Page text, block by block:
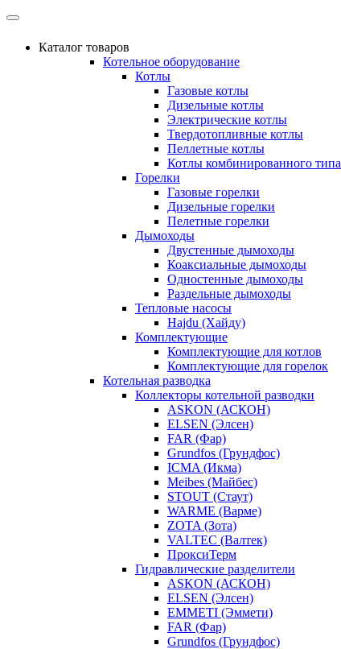
Каталог товаров
Котельное оборудование
Котлы
Газовые котлы
Дизельные котлы
Электрические котлы
Твердотопливные котлы
Пеллетные котлы
Котлы комбинированного типа
Горелки
Газовые горелки
Дизельные горелки
Пелетные горелки
Дымоходы
Двустенные дымоходы
Коаксиальные дымоходы
Одностенные дымоходы
Раздельные дымоходы
Тепловые насосы
Hajdu (Хайду)
Комплектующие
Комплектующие для котлов
Комплектующие для горелок
Котельная разводка
Коллекторы котельной разводки
ASKON (АСКОН)
ELSEN (Элсен)
FAR (Фар)
Grundfos (Грундфос)
ICMA (Икма)
Meibes (Майбес)
STOUT (Стаут)
WARME (Варме)
ZOTA (Зота)
VALTEC (Валтек)
ПроксиТерм
Гидравлические разделители
ASKON (АСКОН)
ELSEN (Элсен)
EMMETI (Эммети)
FAR (Фар)
Grundfos (Грундфос)